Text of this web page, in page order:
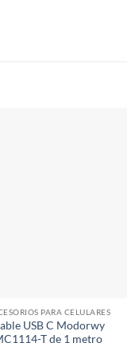
PARA CELULARES
USB C Modorwy
T de 1 metro